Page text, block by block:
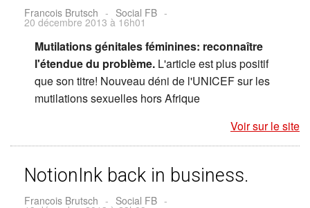
Francois Brutsch - Social FB -
20 décembre 2013 à 16h01
Mutilations génitales féminines: reconnaître
l'étendue du problème. L'article est plus positif
que son titre! Nouveau déni de l'UNICEF sur les
mutilations sexuelles hors Afrique
Voir sur le site
NotionInk back in business.
Francois Brutsch - Social FB -